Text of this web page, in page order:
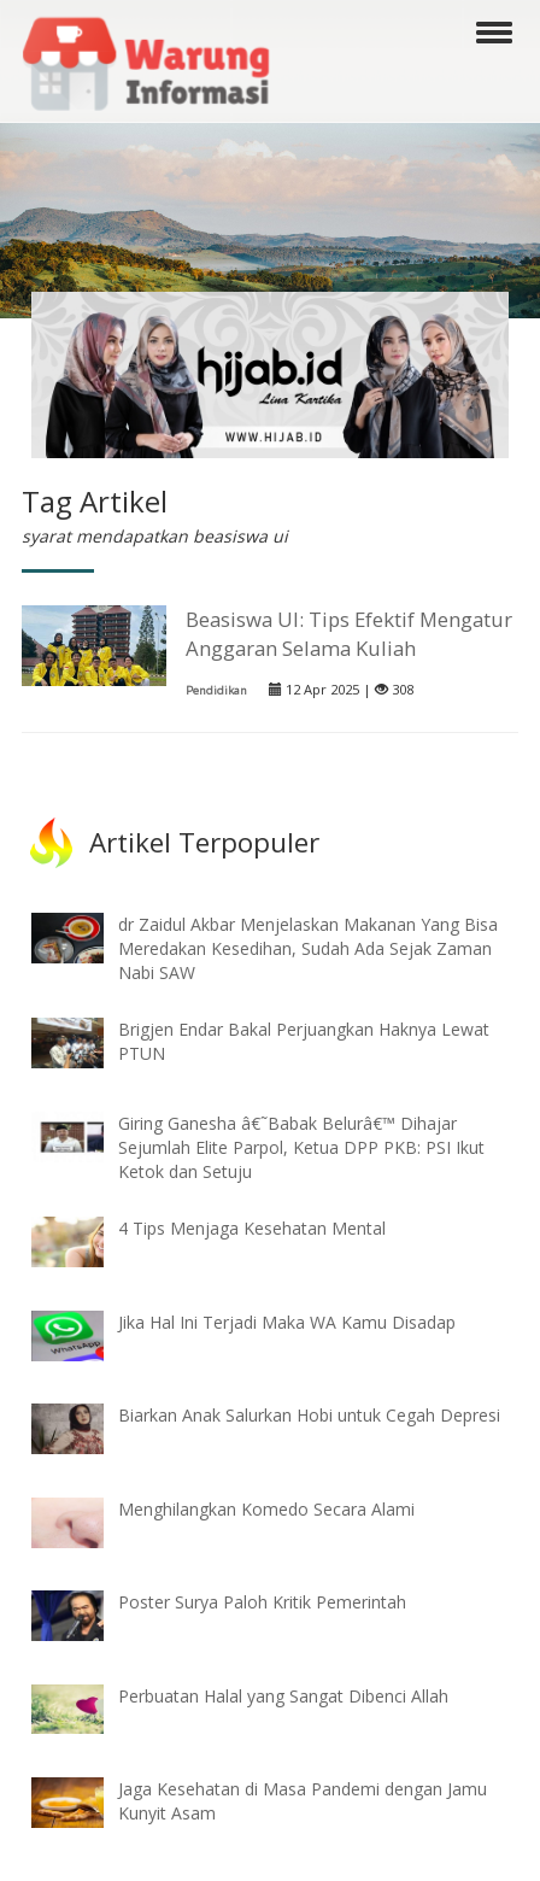
Tag Artikel
syarat mendapatkan beasiswa ui
Beasiswa UI: Tips Efektif Mengatur
Anggaran Selama Kuliah
Pendidikan 12 Apr 2025 | 308
Artikel Terpopuler
dr Zaidul Akbar Menjelaskan Makanan Yang Bisa
Meredakan Kesedihan, Sudah Ada Sejak Zaman
Nabi SAW
Brigjen Endar Bakal Perjuangkan Haknya Lewat
PTUN
Giring Ganesha â€˜Babak Belurâ€™ Dihajar
Sejumlah Elite Parpol, Ketua DPP PKB: PSI Ikut
Ketok dan Setuju
4 Tips Menjaga Kesehatan Mental
Jika Hal Ini Terjadi Maka WA Kamu Disadap
Biarkan Anak Salurkan Hobi untuk Cegah Depresi
Menghilangkan Komedo Secara Alami
Poster Surya Paloh Kritik Pemerintah
Perbuatan Halal yang Sangat Dibenci Allah
Jaga Kesehatan di Masa Pandemi dengan Jamu
Kunyit Asam